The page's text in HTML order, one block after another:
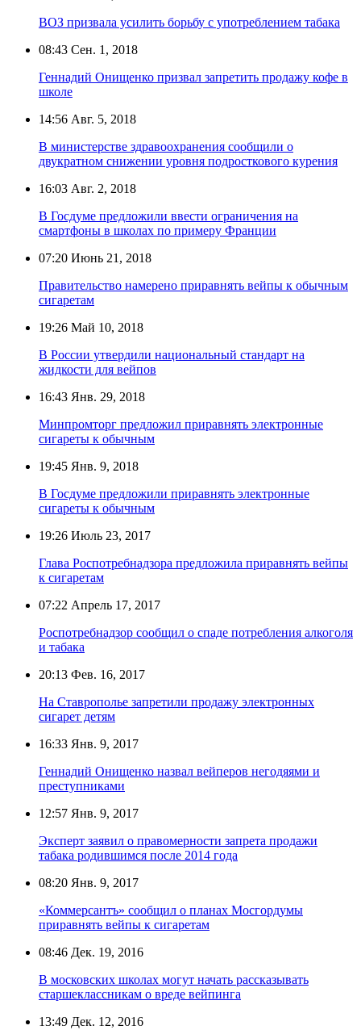
ВОЗ призвала усилить борьбу с употреблением табака
08:43 Сен. 1, 2018
Геннадий Онищенко призвал запретить продажу кофе в
школе
14:56 Авг. 5, 2018
В министерстве здравоохранения сообщили о
двукратном снижении уровня подросткового курения
16:03 Авг. 2, 2018
В Госдуме предложили ввести ограничения на
смартфоны в школах по примеру Франции
07:20 Июнь 21, 2018
Правительство намерено приравнять вейпы к обычным
сигаретам
19:26 Май 10, 2018
В России утвердили национальный стандарт на
жидкости для вейпов
16:43 Янв. 29, 2018
Минпромторг предложил приравнять электронные
сигареты к обычным
19:45 Янв. 9, 2018
В Госдуме предложили приравнять электронные
сигареты к обычным
19:26 Июль 23, 2017
Глава Роспотребнадзора предложила приравнять вейпы
к сигаретам
07:22 Апрель 17, 2017
Роспотребнадзор сообщил о спаде потребления алкоголя
и табака
20:13 Фев. 16, 2017
На Ставрополье запретили продажу электронных
сигарет детям
16:33 Янв. 9, 2017
Геннадий Онищенко назвал вейперов негодяями и
преступниками
12:57 Янв. 9, 2017
Эксперт заявил о правомерности запрета продажи
табака родившимся после 2014 года
08:20 Янв. 9, 2017
«Коммерсантъ» сообщил о планах Мосгордумы
приравнять вейпы к сигаретам
08:46 Дек. 19, 2016
В московских школах могут начать рассказывать
старшеклассникам о вреде вейпинга
13:49 Дек. 12, 2016